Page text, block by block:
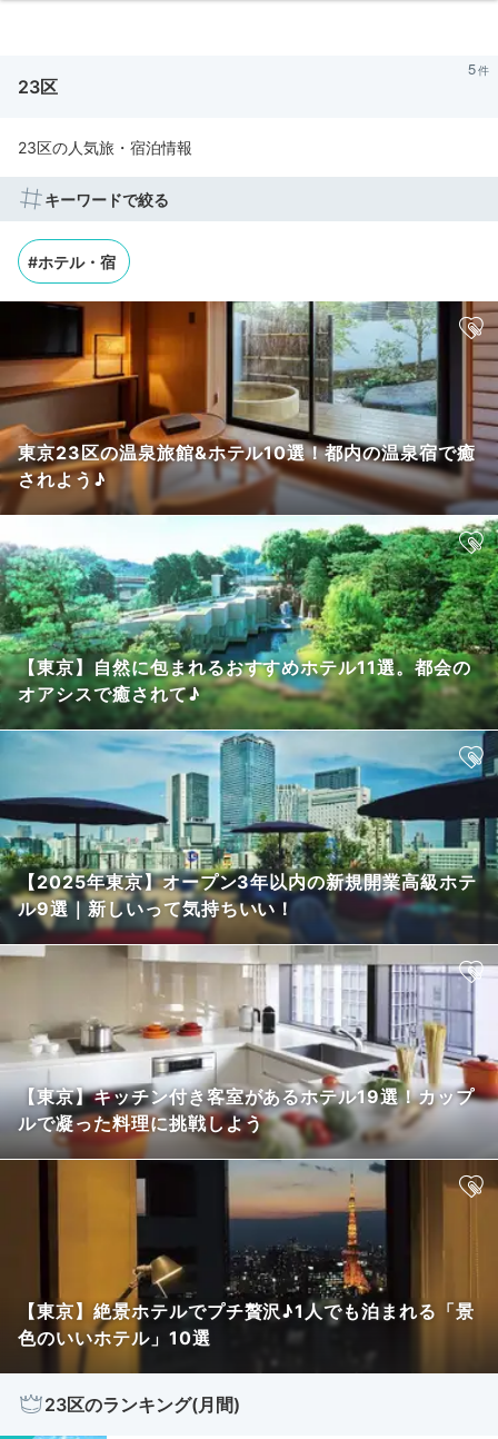
23区
5
23区の人気旅・宿泊情報
キーワードで絞る
#ホテル・宿
東京23区の温泉旅館&ホテル10選！都内の温泉宿で癒
されよう♪
【東京】自然に包まれるおすすめホテル11選。都会の
オアシスで癒されて♪
【2025年東京】オープン3年以内の新規開業高級ホテ
ル9選｜新しいって気持ちいい！
【東京】キッチン付き客室があるホテル19選！カップ
ルで凝った料理に挑戦しよう
【東京】絶景ホテルでプチ贅沢♪1人でも泊まれる「景
色のいいホテル」10選
23区のランキング(月間)